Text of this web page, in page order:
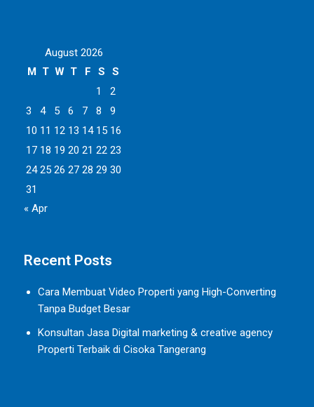
August 2026
M T W T F S
S
1
2
3
4 5 6 7 8
9
10 11 12 13 14 15 16
17 18 19 20 21 22 23
24 25 26 27 28 29 30
31
« Apr
Recent Posts
Cara Membuat Video Properti yang High-Converting
Tanpa Budget Besar
Konsultan Jasa Digital marketing & creative agency
Properti Terbaik di Cisoka Tangerang